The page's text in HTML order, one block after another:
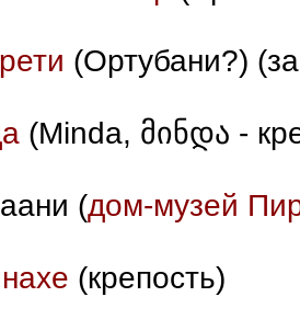
(Ортубани?)
(Minda, მინდა -
(дом-музей
(крепость)